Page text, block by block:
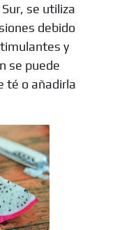
se utiliza
debido
y
se puede
té o añadirla